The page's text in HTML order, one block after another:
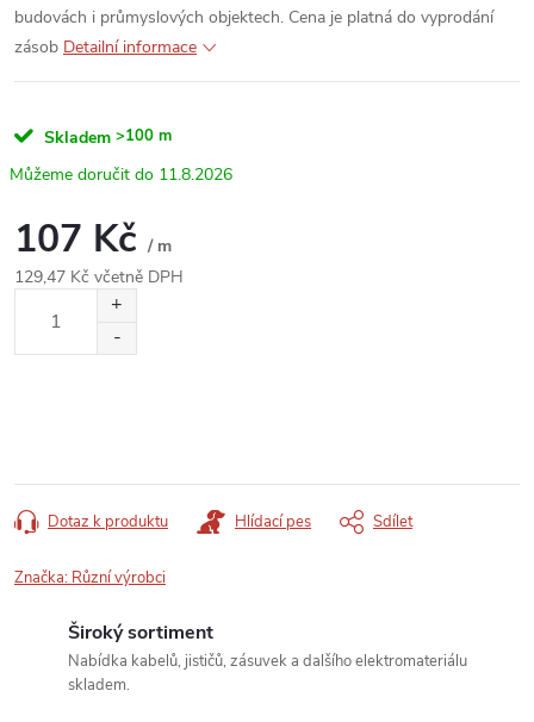
budovách i průmyslových objektech. Cena je platná do vyprodání
zásob Detailní informace
Skladem >100 m
11.8.2026
107 Kč / m
129,47 Kč včetně DPH
Dotaz k produktu Hlídací pes Sdílet
Značka: Různí výrobci
Široký sortiment
Nabídka kabelů, jističů, zásuvek a dalšího elektromateriálu
skladem.